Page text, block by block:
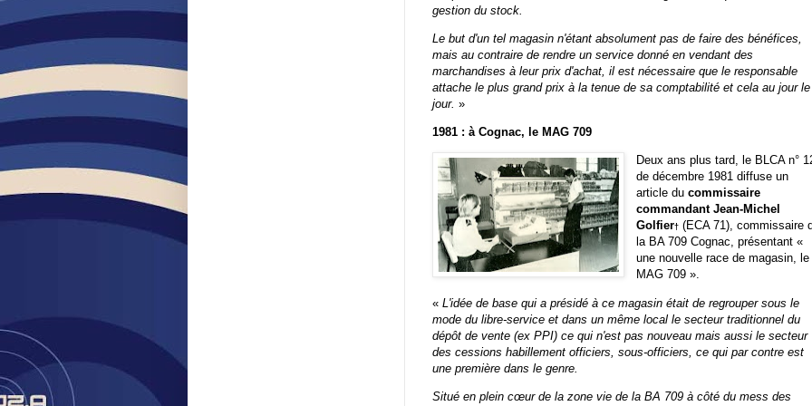
gestion du stock.
Le but d'un tel magasin n'étant absolument pas de faire des bénéfices,
mais au contraire de rendre un service donné en vendant des
marchandises à leur prix d'achat, il est nécessaire que le responsable
attache le plus grand prix à la tenue de sa comptabilité et cela au jour le
jour. »
1981 : à Cognac, le MAG 709
Deux ans plus tard, le BLCA n°
de décembre 1981 diffuse un
article ducommissaire
commandant Jean-Michel
Golfier† (ECA 71), commissaire
la BA 709 Cognac, présentant «
une nouvelle race de magasin, le
MAG 709 ».
« L'idée de base qui a présidé à ce magasin était de regrouper sous le
mode du libre-service et dans un même local le secteur traditionnel du
dépôt de vente (ex PPI) ce qui n'est pas nouveau mais aussi le secteur
des cessions habillement officiers, sous-officiers, ce qui par contre est
une première dans le genre.
Situé en plein cœur de la zone vie de la BA 709 à côté du mess des